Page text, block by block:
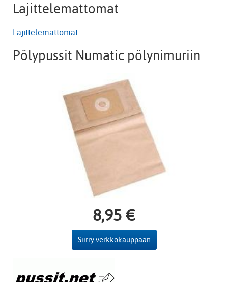
Lajittelemattomat
Lajittelemattomat
Pölypussit Numatic pölynimuriin
8,95 €
Siirry verkkokauppaan